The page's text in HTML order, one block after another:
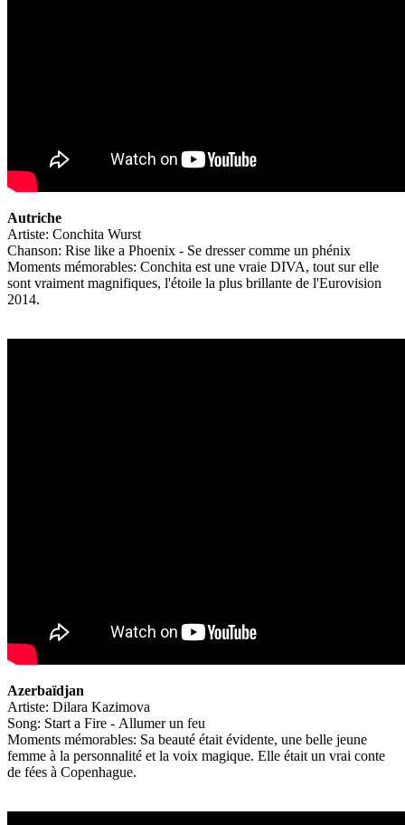
Autriche
Artiste: Conchita Wurst
Chanson: Rise like a Phoenix - Se dresser comme un phénix
Moments mémorables: Conchita est une vraie DIVA, tout sur elle
sont vraiment magnifiques, l'étoile la plus brillante de l'Eurovision
2014.
Azerbaïdjan
Artiste: Dilara Kazimova
Song: Start a Fire - Allumer un feu
Moments mémorables: Sa beauté était évidente, une belle jeune
femme à la personnalité et la voix magique. Elle était un vrai conte
de fées à Copenhague.